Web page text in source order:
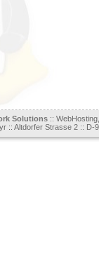
Solutions::
:: Altdorfer Strasse 2 :: D-